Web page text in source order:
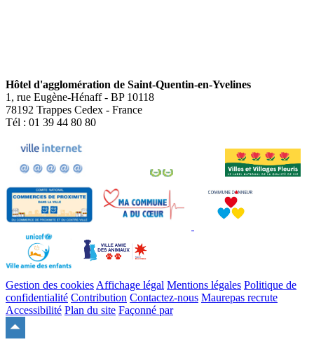
Hôtel d'agglomération de Saint-Quentin-en-Yvelines
1, rue Eugène-Hénaff - BP 10118
78192 Trappes Cedex - France
Tél : 01 39 44 80 80
Gestion des cookies Affichage légal Mentions légales Politique de
confidentialité Contribution Contactez-nous Maurepas recrute
Accessibilité Plan du site Façonné par